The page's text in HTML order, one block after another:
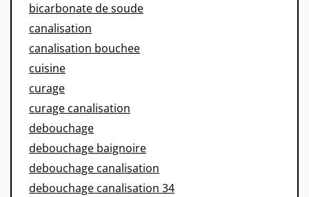
bicarbonate de soude
canalisation
canalisation bouchee
cuisine
curage
curage canalisation
debouchage
debouchage baignoire
debouchage canalisation
debouchage canalisation 34